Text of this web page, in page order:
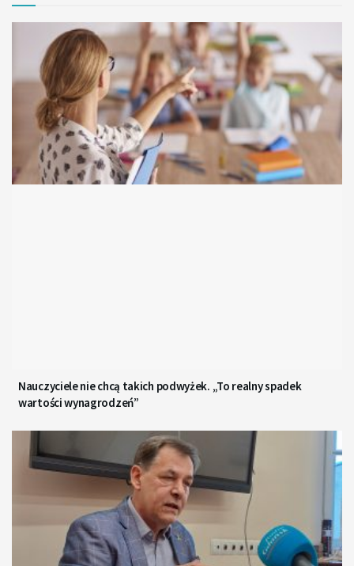
Nauczyciele nie chcą takich podwyżek. „To realny spadek
wartości wynagrodzeń”